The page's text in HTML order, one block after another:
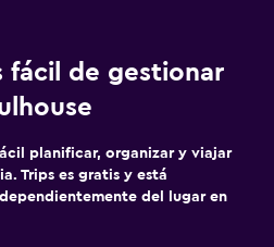
fácil de gestionar
planificar, organizar y viajar
Trips es gratis y está
del lugar en